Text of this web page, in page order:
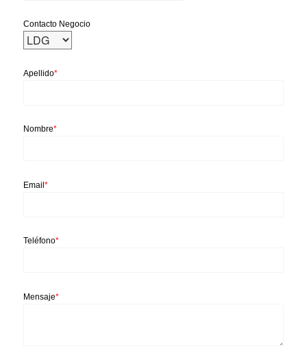
Contacto Negocio
Apellido*
Nombre*
Email*
Teléfono*
Mensaje*